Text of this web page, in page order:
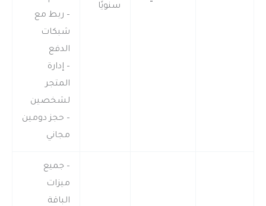
سنويًا
– ربط مع
شبكات
الدفع
– إدارة
المتجر
لشخصين
– حجز دومين
مجاني
– جميع
ميزات
الباقة